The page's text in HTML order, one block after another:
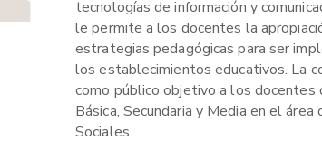
tecnologías de información y
le permite a los docentes la
estrategias pedagógicas para ser
los establecimientos educativos. La
como público objetivo a los docentes
Básica, Secundaria y Media en el área
Sociales.